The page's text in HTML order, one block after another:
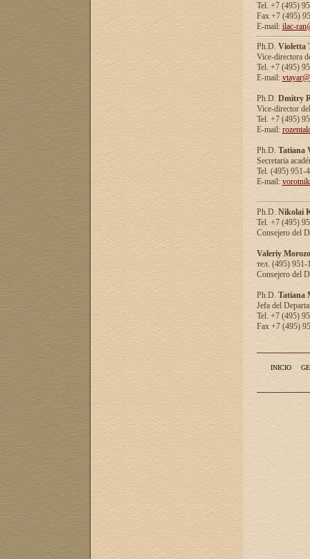
Tel. +7 (495)
Fax +7 (495)
E-mail: ilac-
Ph.D. Violetta
Vice-directora
Tel. +7 (495)
E-mail:
Ph.D. Dmitry
Vice-director
Tel. +7 (495)
E-mail:
Ph.D. Tatiana
Secretaria
Tel. (495) 951-
E-mail:
Ph.D. Nikolai
Tel. +7 (495)
Consejero del
Valeriy
тел. (495) 951-
Consejero del
Ph.D. Tatiana
Jefa del
Tel. +7 (495)
Fax +7 (495)
INICIO